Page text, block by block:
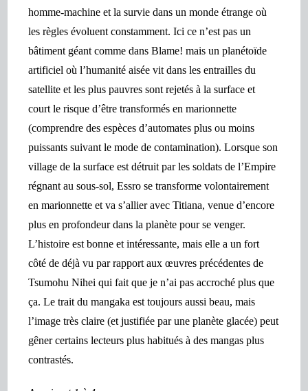
homme-machine et la survie dans un monde étrange où
les règles évoluent constamment. Ici ce n’est pas un
bâtiment géant comme dans Blame! mais un planétoïde
artificiel oùl’humanité aisée vit dans les entrailles du
satellite et les plus pauvres sont rejetés à la surface et
court le risque d’être transformés en marionnette
(comprendre des espèces d’automates plus ou moins
puissants suivant le mode de contamination). Lorsque son
village de lasurface est détruit par les soldats de l’Empire
régnant au sous-sol, Essro se transforme volontairement
en marionnette et va s’allier avec Titiana, venue d’encore
plus en profondeur dans la planète pour se venger.
L’histoire est bonne et intéressante, mais elle a un fort
côté de déjà vu par rapport aux œuvres précédentes de
Tsumohu Niheiqui fait que je n’ai pas accroché plus que
ça. Le trait du mangaka est toujours aussi beau, mais
l’image très claire (et justifiée par une planète glacée)peut
gêner certains lecteurs plus habitués à des mangas plus
contrastés.